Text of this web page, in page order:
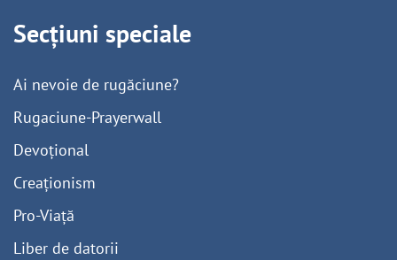
Secțiuni speciale
Ai nevoie de rugăciune?
Rugaciune-Prayerwall
Devoțional
Creaționism
Pro-Viață
Liber de datorii